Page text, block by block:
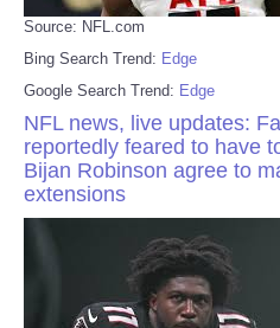
Source: NFL.com
Bing Search Trend: Edge
Google Search Trend: Edge
NFL news, live updates:
reportedly feared to have
Bijan Robinson agree to
extensions